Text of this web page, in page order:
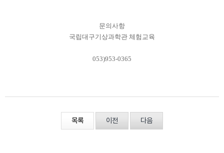
문의사항
국립대구기상과학관 체험교육
053)953-0365
목록 이전 다음